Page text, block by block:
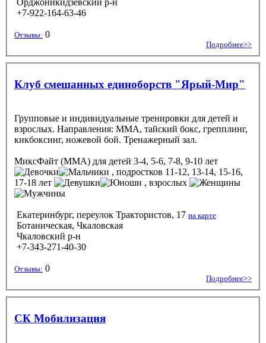
+7-922-164-63-46
Отзывы: 0
Подробнее>>
Клуб смешанных единоборств "Ярый-Мир"
Групповые и индивидуальные тренировки для детей и
взрослых. Направления: MMA, тайский бокс, грепплинг,
кикбоксинг, ножевой бой. Тренажерный зал.
МиксФайт (ММА) для детей 3-4, 5-6, 7-8, 9-10 лет
, подростков 11-12, 13-14, 15-16,
17-18 лет
, взрослых
Екатеринбург, переулок Трактористов, 17 на карте
Ботаническая, Чкаловская
Чкаловский р-н
+7-343-271-40-30
Отзывы: 0
Подробнее>>
СК Мобилизация